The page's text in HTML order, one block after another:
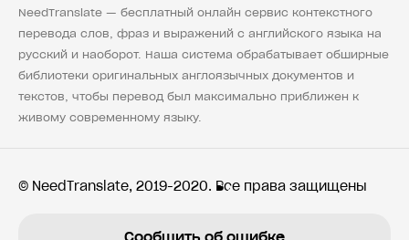
NeedTranslate — бесплатный онлайн сервис контекстного
перевода слов, фраз и выражений с английского языка на
русский и наоборот. Наша система обрабатывает обширные
библиотеки оригинальных англоязычных документов и
текстов, чтобы перевод был максимально приближен к
живому современному языку.
© NeedTranslate, 2019-2020. Все права защищены